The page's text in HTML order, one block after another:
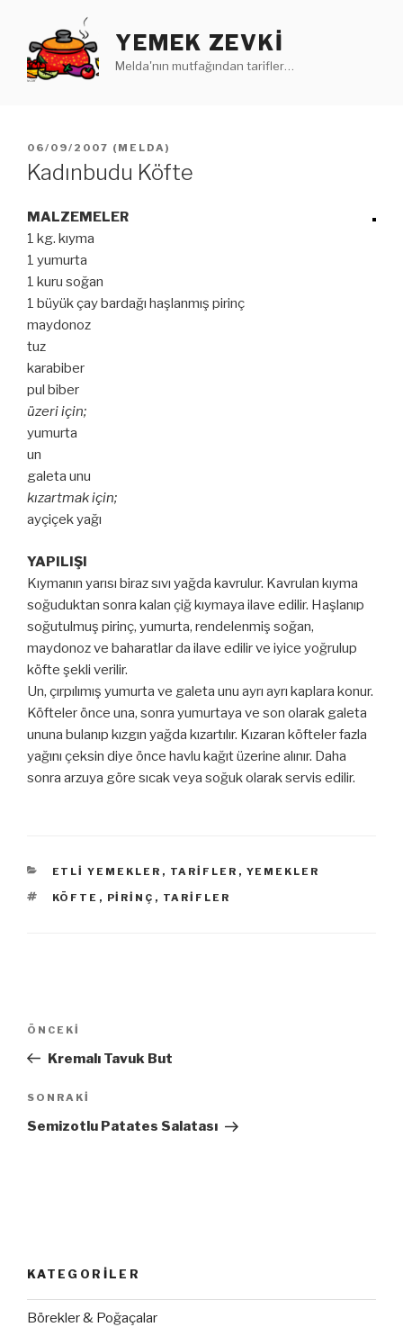
YEMEK ZEVKI
Melda'nın mutfağından tarifler…
YAYIM
TARIHI
06/09/2007 ( MELDA )
Kadınbudu Köfte
MALZEMELER
1 kg. kıyma
1 yumurta
1 kuru soğan
1 büyük çay bardağı haşlanmış pirinç
maydonoz
tuz
karabiber
pul biber
üzeri için;
yumurta
un
galeta unu
kızartmak için;
ayçiçek yağı
YAPILIŞI
Kıymanın yarısı biraz sıvı yağda kavrulur. Kavrulan kıyma
soğuduktan sonra kalan çiğ kıymaya ilave edilir. Haşlanıp
soğutulmuş pirinç, yumurta, rendelenmiş soğan,
maydonoz ve baharatlar da ilave edilir ve iyice yoğrulup
köfte şekli verilir.
Un, çırpılımış yumurta ve galeta unu ayrı ayrı kaplara konur.
Köfteler önce una, sonra yumurtaya ve son olarak galeta
ununa bulanıp kızgın yağda kızartılır. Kızaran köfteler fazla
yağını çeksin diye önce havlu kağıt üzerine alınır. Daha
sonra arzuya göre sıcak veya soğuk olarak servis edilir.
KATEGORILER
ETLI YEMEKLER , TARIFLER , YEMEKLER
ETIKETLER
KÖFTE , PIRINÇ , TARIFLER
Yazı
Önceki
Yazı
ÖNCEKI
Kremalı Tavuk But
Sonraki
Yazı
SONRAKI
Semizotlu Patates Salatası
KATEGORILER
Börekler & Poğaçalar